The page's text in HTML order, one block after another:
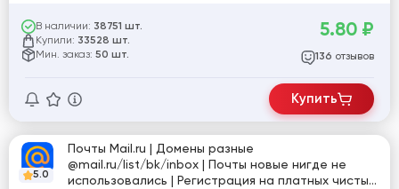
В наличии: 38751 шт.
Купили: 33528 шт.
Мин. заказ: 50 шт.
5.80 ₽
136 отзывов
Купить
5.0
Почты Mail.ru | Домены разные
@mail.ru/list/bk/inbox | Почты новые нигде не
использовались | Регистрация на платных чистых